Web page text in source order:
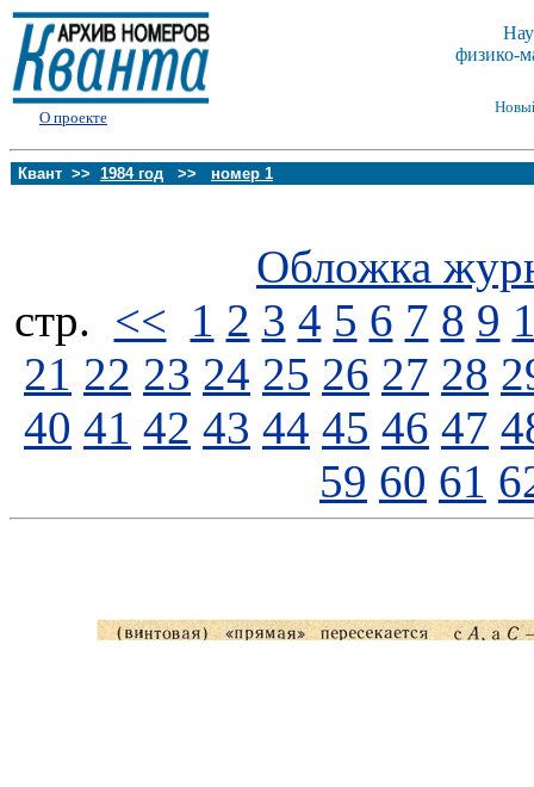
О проекте
физико-
Квант >> 1984 год >> номер 1
Обложка
стp. << 1 2 3 4 5 6 7 8 9
21 22 23 24 25 26 27 28
40 41 42 43 44 45 46 47
59 60 61